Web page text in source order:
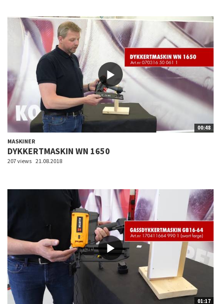
00:48
MASKINER
DYKKERTMASKIN WN 1650
207 views 21.08.2018
01:17